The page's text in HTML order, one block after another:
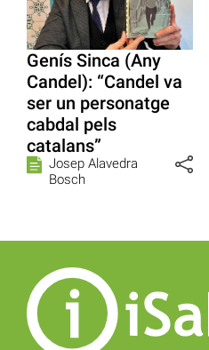
Genís Sinca (Any
Candel): “Candel va
ser un personatge
cabdal pels
catalans”
Josep Alavedra
Bosch